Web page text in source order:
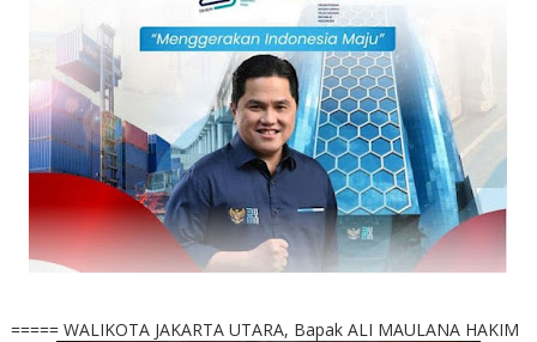
===== WALIKOTA JAKARTA UTARA, Bapak ALI MAULANA HAKIM